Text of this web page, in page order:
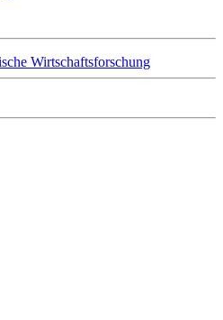
Wirtschaftsforschung